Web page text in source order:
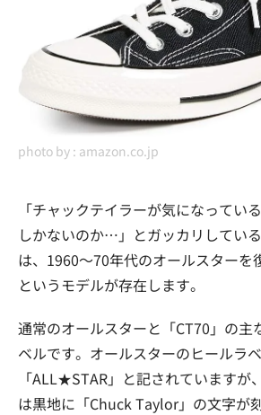
photo by : amazon.co.jp
「チャックテイラーが気になってい
しかないのか…」とガッカリしてい
は、1960〜70年代のオールスターを
というモデルが存在します。
通常のオールスターと「CT70」の主
ベルです。オールスターのヒールラ
「ALL★STAR」と記されていますが
は黒地に「Chuck Taylor」の文字が